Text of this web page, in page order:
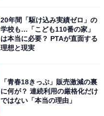
20年間「駆け込み実績ゼロ」の
学校も…「こども110番の家」
は本当に必要？ PTAが直面する
理想と現実
「青春18きっぷ」販売激減の裏
に何が？ 連続利用の厳格化だけ
ではない「本当の理由」